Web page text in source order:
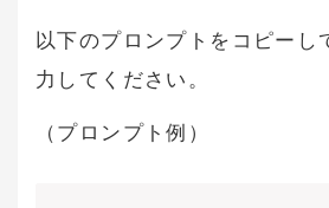
以下のプロンプトをコピーし
力してください。
（プロンプト例）